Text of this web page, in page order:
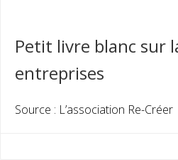
Petit livre blanc sur
entreprises
Source : L’association Re-Créer